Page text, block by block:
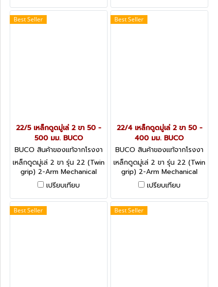
Best Seller
22/5 เหล็กดูดมู่เล่ 2 ขา 50 -
500 มม. BUCO
BUCO สินค้าของแท้จากโรงงา
นผู้ผลิต 22/5
เหล็กดูดมู่เล่ 2 ขา รุ่น 22 (Twin
grip) 2-Arm Mechanical
Pullers
เปรียบเทียบ
Best Seller
22/4 เหล็กดูดมู่เล่ 2 ขา 50 -
400 มม. BUCO
BUCO สินค้าของแท้จากโรงงา
นผู้ผลิต 22/4
เหล็กดูดมู่เล่ 2 ขา รุ่น 22 (Twin
grip) 2-Arm Mechanical
Pullers
เปรียบเทียบ
Best Seller Best Seller